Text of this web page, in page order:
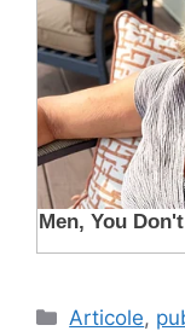
Categorii
Articole,